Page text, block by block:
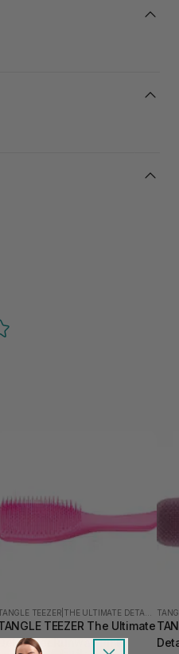
TEEZER
TEEZER The Ultimate
Runway Pink